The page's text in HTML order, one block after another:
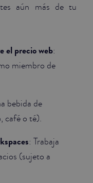
aún más de tu
el precio web:
miembro de
bebida de
café o té).
: Trabaja
(sujeto a